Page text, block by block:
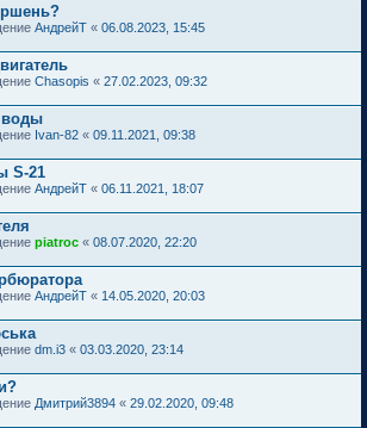
АндрейТ « 06.08.2023, 15:45
Chasopis « 27.02.2023, 09:32
воды
Ivan-82 « 09.11.2021, 09:38
S-21
АндрейТ « 06.11.2021, 18:07
piatroc « 08.07.2020, 22:20
АндрейТ « 14.05.2020, 20:03
dm.i3 « 03.03.2020, 23:14
Дмитрий3894 « 29.02.2020, 09:48